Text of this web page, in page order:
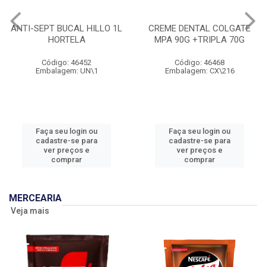
ANTI-SEPT BUCAL HILLO 1L
HORTELA
Código: 46452
Embalagem: UN\1
Faça seu login ou
cadastre-se para
ver preços e
comprar
CREME DENTAL COLGATE
MPA 90G +TRIPLA 70G
Código: 46468
Embalagem: CX\216
Faça seu login ou
cadastre-se para
ver preços e
comprar
MERCEARIA
Veja mais